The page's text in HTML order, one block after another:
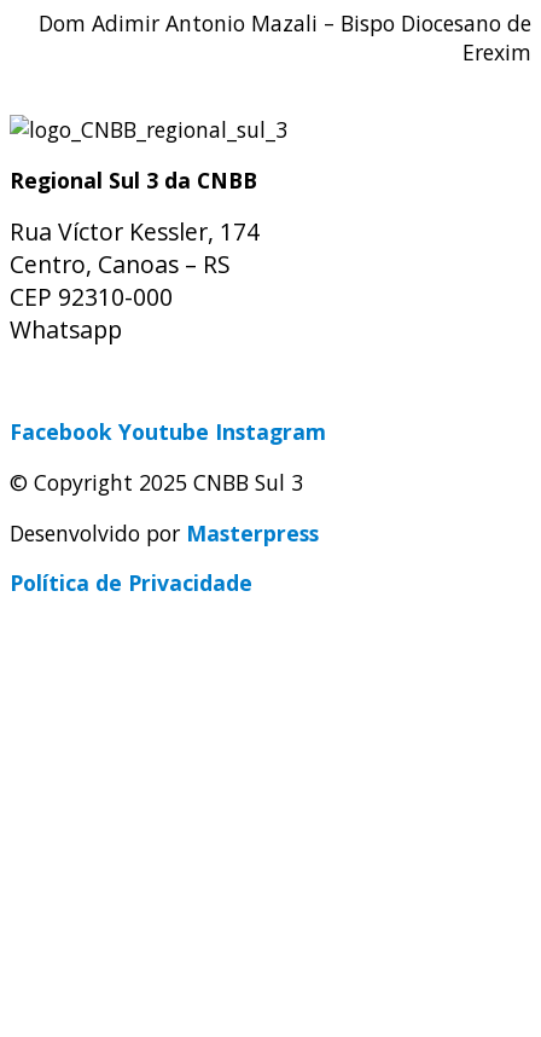
Dom Adimir Antonio Mazali – Bispo Diocesano de
Erexim
Regional Sul 3 da CNBB
Rua Víctor Kessler, 174
Centro, Canoas – RS
CEP 92310-000
Whatsapp
Facebook Youtube Instagram
© Copyright 2025 CNBB Sul 3
Desenvolvido por Masterpress
Política de Privacidade